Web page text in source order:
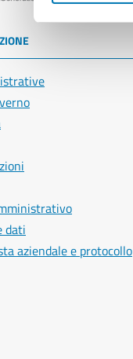
dati
aziendale e protocollo